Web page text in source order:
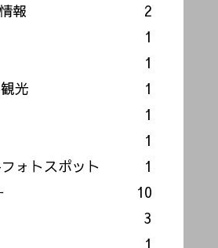
報
2
1
1
光
1
1
1
ォトスポット
1
10
3
1